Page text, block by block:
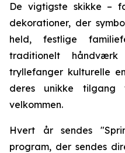
De vigtigste skikke –
dekorationer, der
held, festlige
traditionelt
tryllefanger kulturelle
deres unikke
velkommen.
Hvert år sendes
program, der sendes